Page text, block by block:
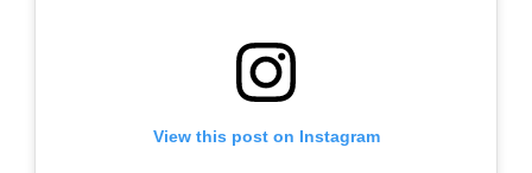
View this post on Instagram